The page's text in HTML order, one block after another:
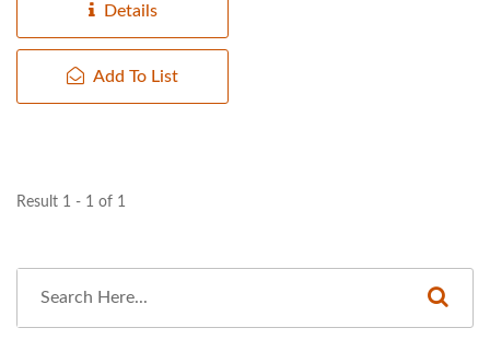
Details
Add To List
Result 1 - 1 of 1